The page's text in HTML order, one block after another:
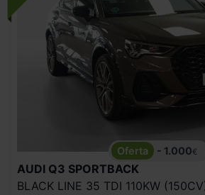
- 1.000€
AUDI Q3 SPORTBACK